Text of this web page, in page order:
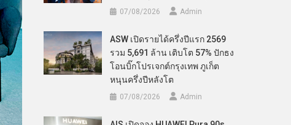
07/08/2026 Admin
ASW เปิดรายได้ครึ่งปีแรก 2569
รวม 5,691 ล้าน เติบโต 57% ปักธง
โอนบิ๊กโปรเจกต์กรุงเทพ ภูเก็ต
หนุนครึ่งปีหลังโต
07/08/2026 Admin